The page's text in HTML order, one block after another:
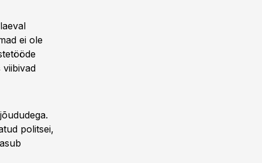
ei ole
viibivad
politsei,